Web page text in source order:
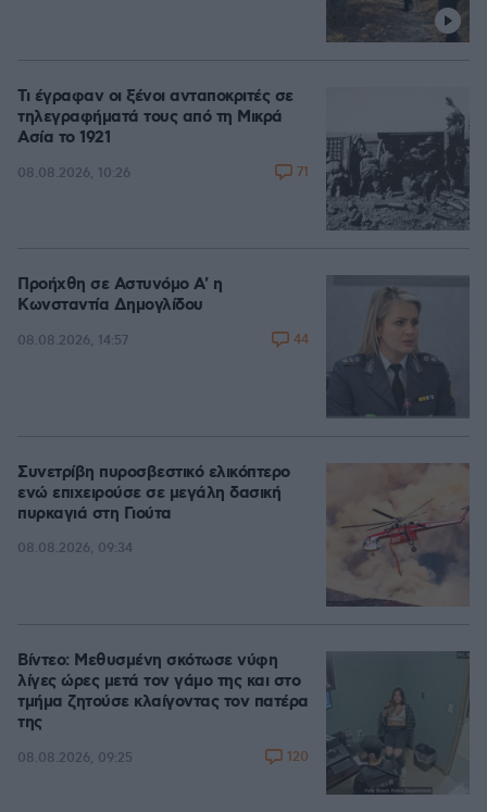
Τι έγραφαν οι ξένοι ανταποκριτές σε
τηλεγραφήματά τους από τη Μικρά
Ασία το 1921
08.08.2026, 10:26 71
Προήχθη σε Αστυνόμο Α' η
Κωνσταντία Δημογλίδου
08.08.2026, 14:57 44
Συνετρίβη πυροσβεστικό ελικόπτερο
ενώ επιχειρούσε σε μεγάλη δασική
πυρκαγιά στη Γιούτα
08.08.2026, 09:34
Βίντεο: Μεθυσμένη σκότωσε νύφη
λίγες ώρες μετά τον γάμο της και στο
τμήμα ζητούσε κλαίγοντας τον πατέρα
της
08.08.2026, 09:25 120